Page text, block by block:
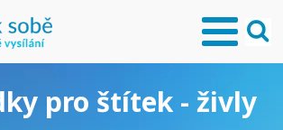
pro štítek - živly